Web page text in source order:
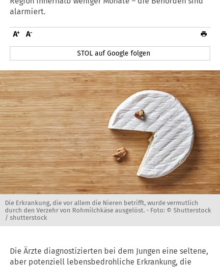
alarmiert.
STOL auf Google folgen
Die Erkrankung, die vor allem die Nieren betrifft, wurde vermutlich
durch den Verzehr von Rohmilchkäse ausgelöst. - Foto: © Shutterstock
/ shutterstock
Die Ärzte diagnostizierten bei dem Jungen eine seltene,
aber potenziell lebensbedrohliche Erkrankung, die